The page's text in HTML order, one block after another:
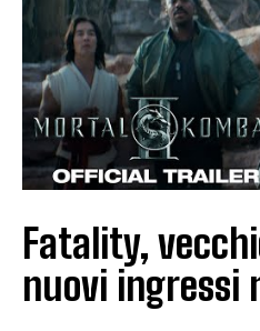
Fatality,
nuovi ingressi